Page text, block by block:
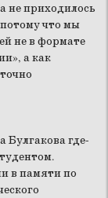
не приходилось
что мы
не в формате
а как
Булгакова где-
в памяти по